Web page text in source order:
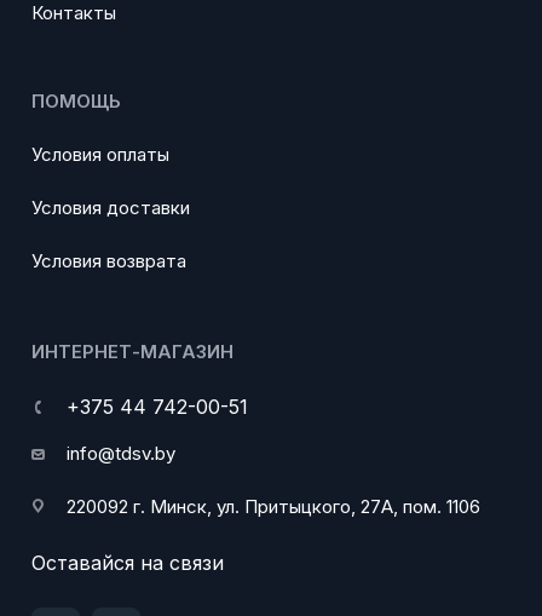
Контакты
ПОМОЩЬ
Условия оплаты
Условия доставки
Условия возврата
ИНТЕРНЕТ-МАГАЗИН
+375 44 742-00-51
info@tdsv.by
220092 г. Минск, ул. Притыцкого, 27А, пом. 1106
Оставайся на связи